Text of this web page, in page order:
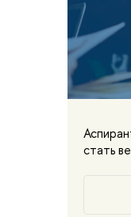
стать